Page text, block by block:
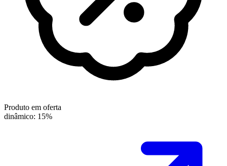
Produto em oferta
dinâmico: 15%